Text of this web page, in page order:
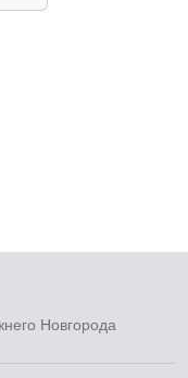
Новгорода